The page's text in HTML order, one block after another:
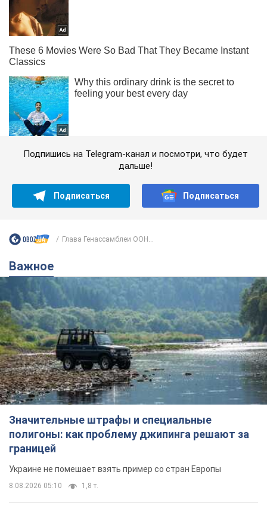
Подпишись на Telegram-канал и посмотри, что будет
дальше!
Подписаться Подписаться
Глава Генассамблеи ООН...
Важное
Значительные штрафы и специальные
полигоны: как проблему джипинга решают за
границей
Украине не помешает взять пример со стран Европы
8.08.2026 05:10 1,8 т.